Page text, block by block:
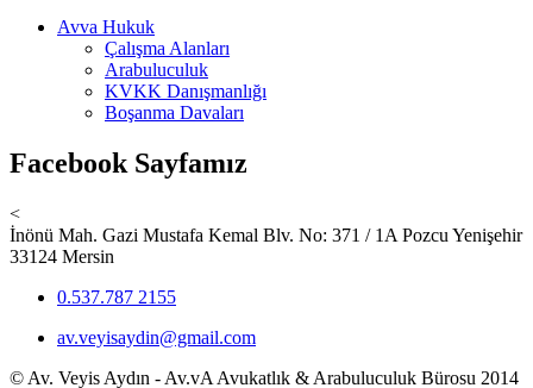
Avva Hukuk
Çalışma Alanları
Arabuluculuk
KVKK Danışmanlığı
Boşanma Davaları
Facebook Sayfamız
<
İnönü Mah. Gazi Mustafa Kemal Blv. No: 371 / 1A Pozcu Yenişehir
33124 Mersin
0.537.787 2155
av.veyisaydin@gmail.com
© Av. Veyis Aydın - Av.vA Avukatlık & Arabuluculuk Bürosu 2014